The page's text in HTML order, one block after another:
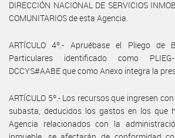
DIRECCIÓN NACIONAL DE SERVICIOS
COMUNITARIOS de esta Agencia.
ARTÍCULO 4º.- Apruébase el Pliego de
Particulares identificado como PLIEG-
DCCYS#AABE que como Anexo integra la
ARTÍCULO 5º.- Los recursos que ingresen
subasta, deducidos los gastos en los que
Agencia relacionados con la